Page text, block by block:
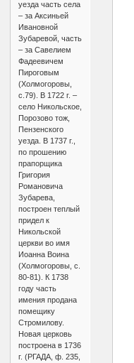
уезда часть села
– за Аксиньей
Ивановной
Зубаревой, часть
– за Савелием
Фадеевичем
Пироговым
(Холмогоровы,
с.79). В 1722 г. –
село Никольское,
Порозово тож,
Пензенского
уезда. В 1737 г.,
по прошению
прапорщика
Григория
Романовича
Зубарева,
построен теплый
придел к
Никольской
церкви во имя
Иоанна Воина
(Холмогоровы, с.
80-81). К 1738
году часть
имения продана
помещику
Стромилову.
Новая церковь
построена в 1736
г. (РГАДА, ф. 235,